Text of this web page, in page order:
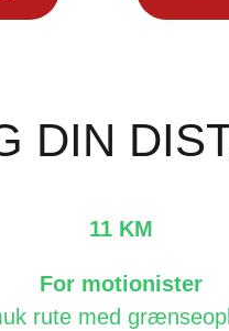
DIN
11 KM
For motionister
rute med